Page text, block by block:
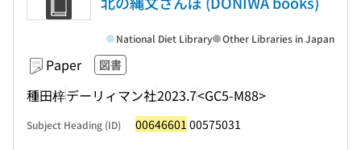
Paper 図書
種田梓デーリィマン社2023.7<GC5-M88>
National Diet Library Other Libraries in Japan
Subject Heading (ID) 00646601 00575031